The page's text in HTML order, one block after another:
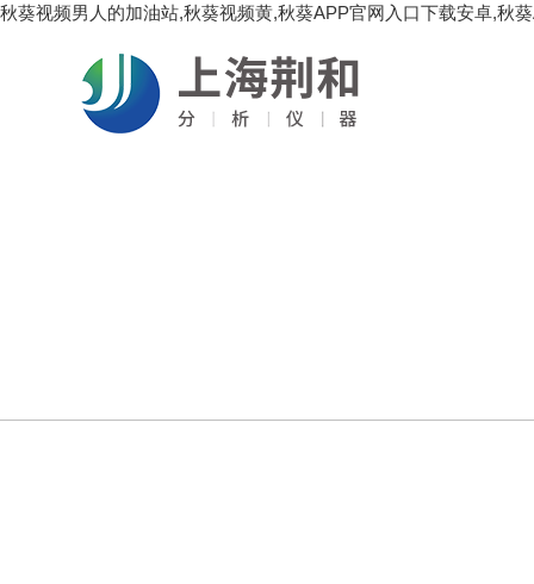
秋葵视频男人的加油站,秋葵视频黄,秋葵APP官网入口下载安卓,秋